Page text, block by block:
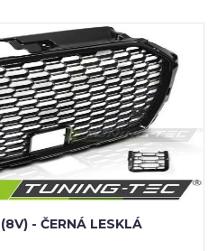
- ČERNÁ LESKLÁ